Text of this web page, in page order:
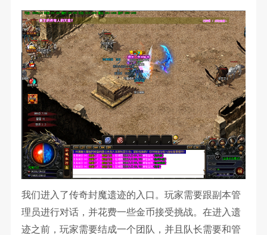
我们进入了传奇封魔遗迹的入口。玩家需要跟副本管
理员进行对话，并花费一些金币接受挑战。在进入遗
迹之前，玩家需要结成一个团队，并且队长需要和管